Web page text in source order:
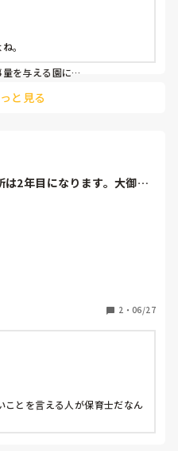
。
を与える園に
と見る
2年目になります。大御所
ョックから不調に。
症状が。
じあまり喉を通らず。食べ
なり嘔吐。
ひどく熟睡できない毎日。
。
合えるはずがなくイライラ
2 ・ 06/27
ことを言える人が保育士だなん